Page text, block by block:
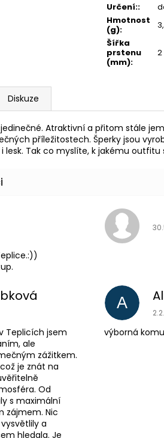
Určení::
Hmotnost
(g):
Šířka
prstenu
(mm):
2
Diskuze
jedinečné. Atraktivní a přitom stále
příležitostech. Šperky jsou
lesk. Tak co myslíte, k jakému
5 z 5 hvězdiček.
5 z 5 hvězdiček.
Teplicích jsem
ale
zážitkem.
je znát na
Od
s maximální
zájmem. Nic
a
hledala. Je
A
výborná